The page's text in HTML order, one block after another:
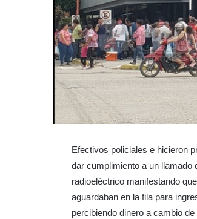
Efectivos policiales e hicieron
dar cumplimiento a un
radioeléctrico manifestando
aguardaban en la fila para
percibiendo dinero a cambio